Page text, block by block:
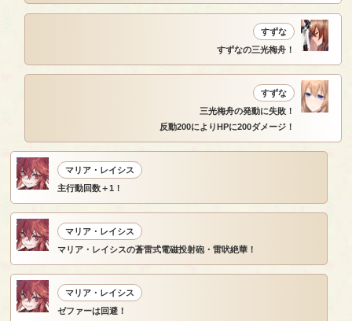
すずな
すずなの三光梅舟！
すずな
三光梅舟の発動に失敗！
反動200によりHPに200ダメージ！
マリア・レイシス
主行動回数＋1！
マリア・レイシス
マリア・レイシスの蒼雷式電磁投射砲・雷吠絶華！
マリア・レイシス
ゼファーは回避！